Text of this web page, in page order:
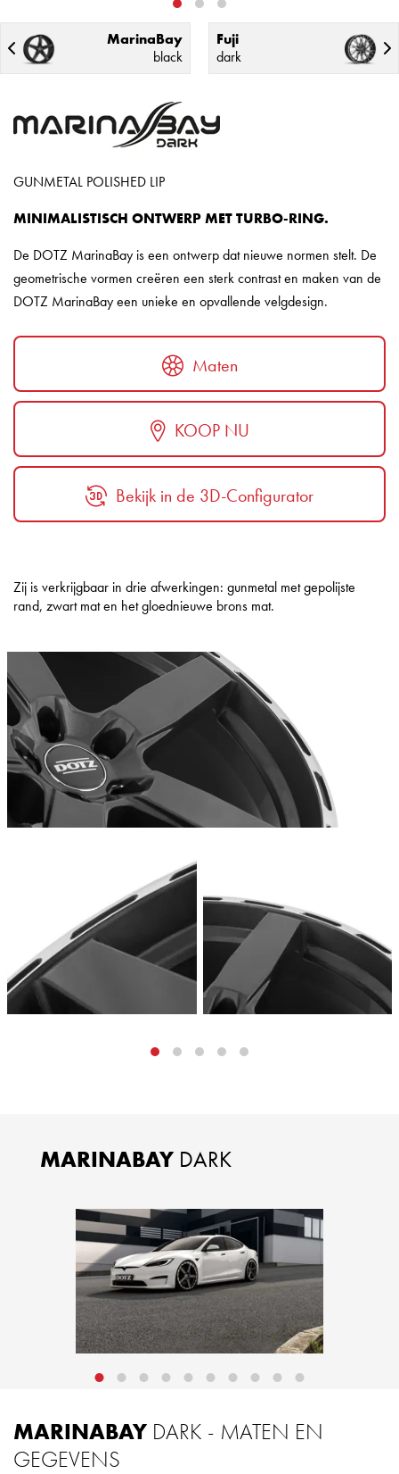
MarinaBay
black
Fuji
dark
GUNMETAL POLISHED LIP
MINIMALISTISCH ONTWERP MET TURBO-RING.
De DOTZ MarinaBay is een ontwerp dat nieuwe normen stelt. De
geometrische vormen creëren een sterk contrast en maken van de
DOTZ MarinaBay een unieke en opvallende velgdesign.
Maten
KOOP NU
Bekijk in de 3D-Configurator
Zij is verkrijgbaar in drie afwerkingen: gunmetal met gepolijste
rand, zwart mat en het gloednieuwe brons mat.
MARINABAY DARK
MARINABAY DARK - MATEN EN
GEGEVENS